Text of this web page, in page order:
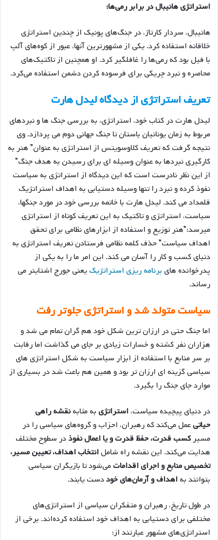
استراتژی هانیبال در برابر رمی‌ها:
هانیبال، سردار کارتاژ، در جنگ‌های پونیک از چندین استراتژی
خلاقانه استفاده کرد. یکی از مشهورترین آنها، عبور از کوه‌های آلپ
با فیل بود که رمی‌ها را غافلگیر کرد. او همچنین از تاکتیک‌های
محاصره و نبرد چریکی برای فرسوده کردن دشمن استفاده می‌کرد.
تعریف استراتژی از دیدگاه لیدل هارت
لیدل هارت در کتاب خود، استراتژی، به بررسی جنگ ها و نبردهای
مربوط به زمان یونانیان باستان تا جنگ جهانی دوم می پردازد. وی
نتیجه گرفت که تعریف کلاوسویتس از استراتژی به عنوان” هنر به
کارگیری نبردها به عنوان وسیله ای برای رسیدن به هدف جنگ”
از این نظر نادرست است که این دیدگاه از استراتژی به سیاست
نفوذ کرده و نبرد را تنها وسیله دستیابی به اهداف استراتژیک
قلمداد می کند. لیدل هارت با خاتمه بررسی خود در مورد جنگها،
سیاست، استراتژی و تاکتیک به این تعریف کوتاه از استراتژی
میرسد:”هنر توزیع و استفاده از ابزارهای نظامی برای تحقق
اهداف سیاست” حذف کلمه نظامی فرستادن تعریف استراتژی به
دنیای کسب و کار را آسان می کند. این امر ما را به یکی از
پدرخوانده های برنامه ریزی استراتژیکیعنی جورج اشتاینر می
رساند.
سیاست متولد شد و استراتژی جلوتر رفت
اما جنگ حتی در ارزان ترین شکل خود هم گران تمام می شد و
هزاران نفر کشته و خسارات زیادی بر جای می گذاشت اما رقابت
بر سر منابع با استفاده از ابزار سیاست به شکل استراتژی های
سیاسی گزینه ای ارزان تر بود و همین هم باعث شد در بسیاری از
موارد جای جنگ را بگیرد.
در دنیای پیچیده سیاست،استراتژی به مثابهنقشه راهی
حیاتیعمل می‌کند که رهبران، احزاب و گروه‌های سیاسی را در
مسیرکسب قدرت، حفظ قدرت و یا اعمال نفوذدر سطوح مختلف
هدایت می‌کند. این نقشه راه شاملانتخاب اهداف، تعیین مسیر،
تخصیص منابع و اجرای اقداماتمی‌شود تا بازیگران سیاسی
بتوانند بهاهداف و آرمان‌های خوددست یابند.
در طول تاریخ، رهبران و متفکران سیاسی از استراتژی‌های
مختلفی برای دستیابی به اهداف خود استفاده کرده‌اند. برخی از
استراتژی‌های مشهور عبارتند از: